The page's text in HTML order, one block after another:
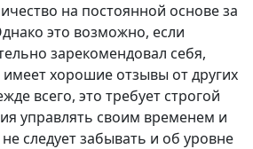
на постоянной основе за
это возможно, если
зарекомендовал себя,
хорошие отзывы от других
всего, это требует строгой
управлять своим временем и
следует забывать и об уровне